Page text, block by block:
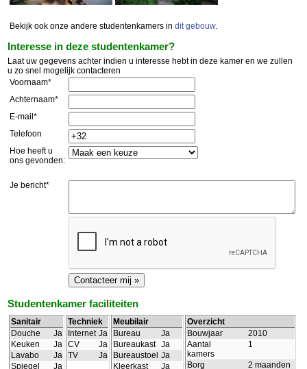
Bekijk ook onze andere studentenkamers in dit gebouw.
Interesse in deze studentenkamer?
Laat uw gegevens achter indien u interesse hebt in deze kamer en we zullen
u zo snel mogelijk contacteren
Voornaam*
Achternaam*
E-mail*
Telefoon
Hoe heeft u
ons gevonden:
Je bericht*
Studentenkamer faciliteiten
Sanitair
Douche
Ja
Keuken
Ja
Lavabo
Ja
Spiegel
Ja
Techniek
Internet Ja
CV
Ja
TV
Ja
Meubilair
Bureau
Ja
Bureaukast Ja
Bureaustoel Ja
Kleerkast
Ja
Overzicht
Bouwjaar
2010
Aantal
kamers
1
Borg
2 maanden